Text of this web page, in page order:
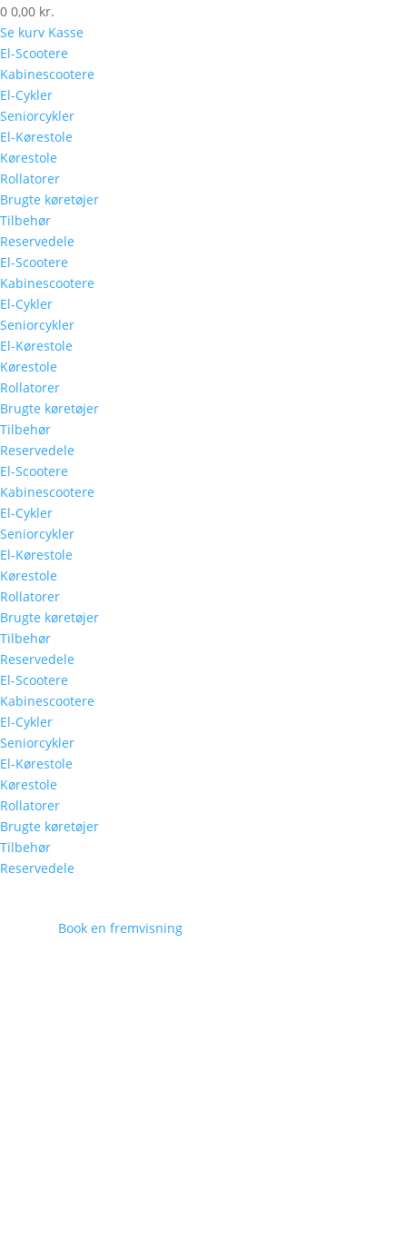
0 0,00 kr.
Se kurv Kasse
El-Scootere
Kabinescootere
El-Cykler
Seniorcykler
El-Kørestole
Kørestole
Rollatorer
Brugte køretøjer
Tilbehør
Reservedele
El-Scootere
Kabinescootere
El-Cykler
Seniorcykler
El-Kørestole
Kørestole
Rollatorer
Brugte køretøjer
Tilbehør
Reservedele
El-Scootere
Kabinescootere
El-Cykler
Seniorcykler
El-Kørestole
Kørestole
Rollatorer
Brugte køretøjer
Tilbehør
Reservedele
El-Scootere
Kabinescootere
El-Cykler
Seniorcykler
El-Kørestole
Kørestole
Rollatorer
Brugte køretøjer
Tilbehør
Reservedele
Book en fremvisning